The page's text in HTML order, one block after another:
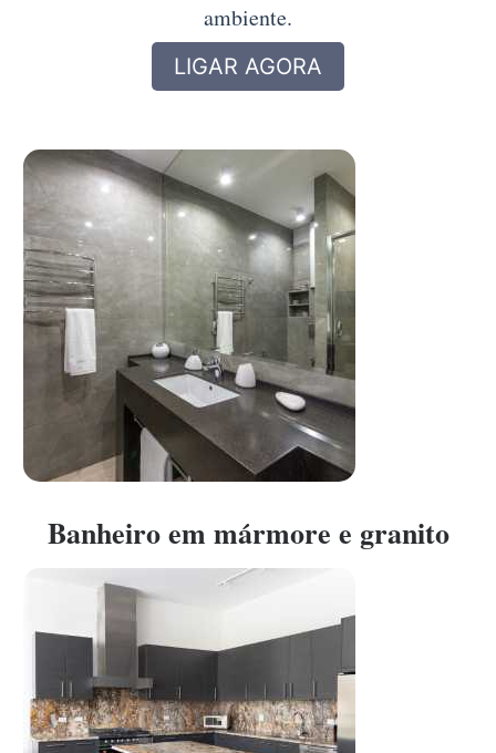
ambiente.
LIGAR AGORA
Banheiro em mármore e granito